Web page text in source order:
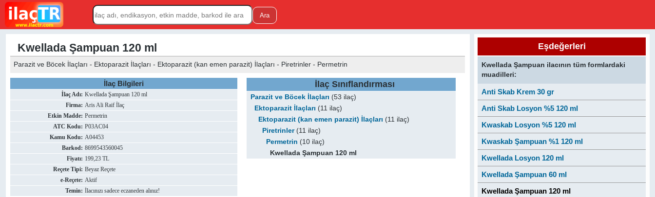
Kwellada Şampuan 120 ml
Parazit ve Böcek İlaçları - Ektoparazit İlaçları - Ektoparazit (kan emen parazit) İlaçları - Piretrinler - Permetrin
İlaç Bilgileri
İlaç Adı: Kwellada Şampuan 120 ml
Firma: Aris Ali Raif İlaç
Etkin Madde: Permetrin
ATC Kodu: P03AC04
Kamu Kodu: A04453
Barkod: 8699543560045
Fiyatı: 199,23 TL
Reçete Tipi: Beyaz Reçete
e-Reçete: Aktif
Temin: İlacınızı sadece eczaneden alınız!
İlaç Sınıflandırması
Parazit ve Böcek İlaçları (53 ilaç)
Ektoparazit İlaçları (11 ilaç)
Ektoparazit (kan emen parazit) İlaçları (11 ilaç)
Piretrinler(11 ilaç)
Permetrin (10 ilaç)
Kwellada Şampuan 120 ml
Eşdeğerleri
Kwellada Şampuan ilacının tüm formlardaki
muadilleri:
Anti Skab Krem 30 gr
Anti Skab Losyon %5 120 ml
Kwaskab Losyon %5 120 ml
Kwaskab Şampuan %1 120 ml
Kwellada Losyon 120 ml
Kwellada Şampuan 60 ml
Kwellada Şampuan 120 ml